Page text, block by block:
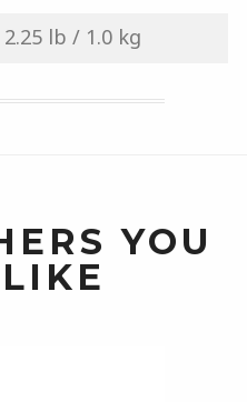
2.25 lb / 1.0 kg
YOU